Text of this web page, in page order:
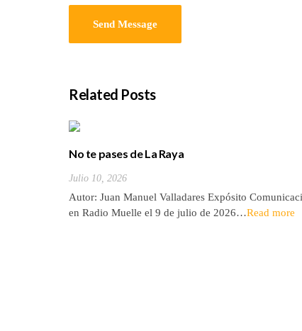
Related Posts
No te pases de La Raya
Julio 10, 2026
Autor: Juan Manuel Valladares Expósito
en Radio Muelle el 9 de julio de 2026…Read more